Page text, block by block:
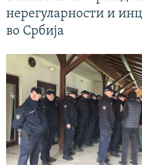
нерегуларности и
во Србија